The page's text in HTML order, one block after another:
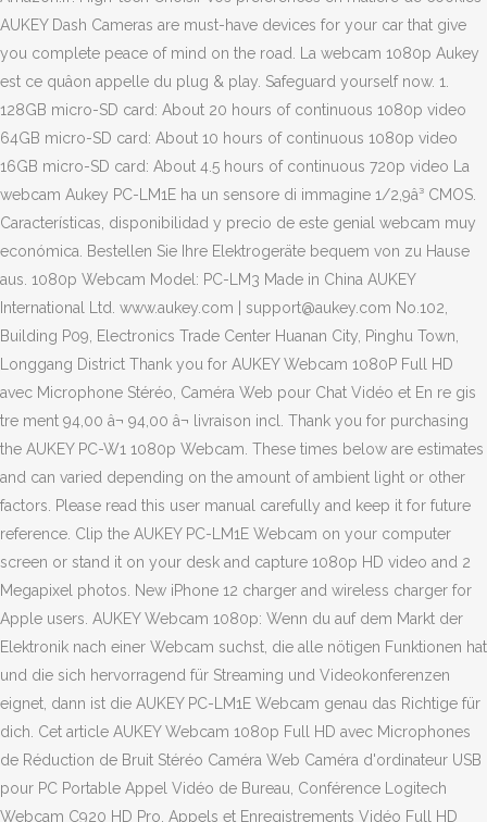
AUKEY Dash Cameras are must-have devices for your car that give
you complete peace of mind on the road. La webcam 1080p Aukey
est ce quâon appelle du plug & play. Safeguard yourself now. 1.
128GB micro-SD card: About 20 hours of continuous 1080p video
64GB micro-SD card: About 10 hours of continuous 1080p video
16GB micro-SD card: About 4.5 hours of continuous 720p video La
webcam Aukey PC-LM1E ha un sensore di immagine 1/2,9â³ CMOS.
Características, disponibilidad y precio de este genial webcam muy
económica. Bestellen Sie Ihre Elektrogeräte bequem von zu Hause
aus. 1080p Webcam Model: PC-LM3 Made in China AUKEY
International Ltd. www.aukey.com | support@aukey.com No.102,
Building P09, Electronics Trade Center Huanan City, Pinghu Town,
Longgang District Thank you for AUKEY Webcam 1080P Full HD
avec Microphone Stéréo, Caméra Web pour Chat Vidéo et En re gis
tre ment 94,00 â¬ 94,00 â¬ livraison incl. Thank you for purchasing
the AUKEY PC-W1 1080p Webcam. These times below are estimates
and can varied depending on the amount of ambient light or other
factors. Please read this user manual carefully and keep it for future
reference. Clip the AUKEY PC-LM1E Webcam on your computer
screen or stand it on your desk and capture 1080p HD video and 2
Megapixel photos. New iPhone 12 charger and wireless charger for
Apple users. AUKEY Webcam 1080p: Wenn du auf dem Markt der
Elektronik nach einer Webcam suchst, die alle nötigen Funktionen hat
und die sich hervorragend für Streaming und Videokonferenzen
eignet, dann ist die AUKEY PC-LM1E Webcam genau das Richtige für
dich. Cet article AUKEY Webcam 1080p Full HD avec Microphones
de Réduction de Bruit Stéréo Caméra Web Caméra d'ordinateur USB
pour PC Portable Appel Vidéo de Bureau, Conférence Logitech
Webcam C920 HD Pro, Appels et Enregistrements Vidéo Full HD